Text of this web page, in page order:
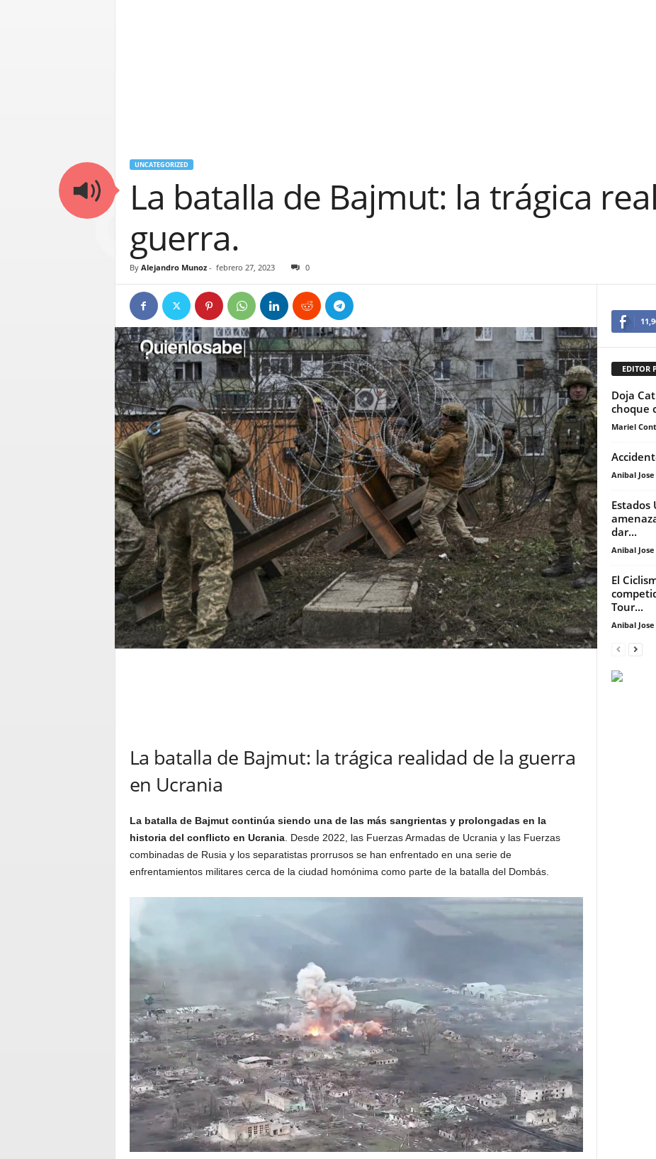
UNCATEGORIZED
La batalla de Bajmut: la trágica
guerra.
By Alejandro Munoz- febrero 27, 2023 0
La batalla de Bajmut: la trágica realidad de la guerra
en Ucrania
La batalla de Bajmut continúa siendo una de las más sangrientas y prolongadas en la
historia del conflicto en Ucrania. Desde 2022, las Fuerzas Armadas de Ucrania y las Fuerzas
combinadas de Rusia y los separatistas prorrusos se han enfrentado en una serie de
enfrentamientos militares cerca de la ciudad homónima como parte de la batalla del Dombás.
EDITOR
Doja
choque
Mariel
Anibal Jose
Estados
dar...
Anibal Jose
El
Tour...
Anibal Jose